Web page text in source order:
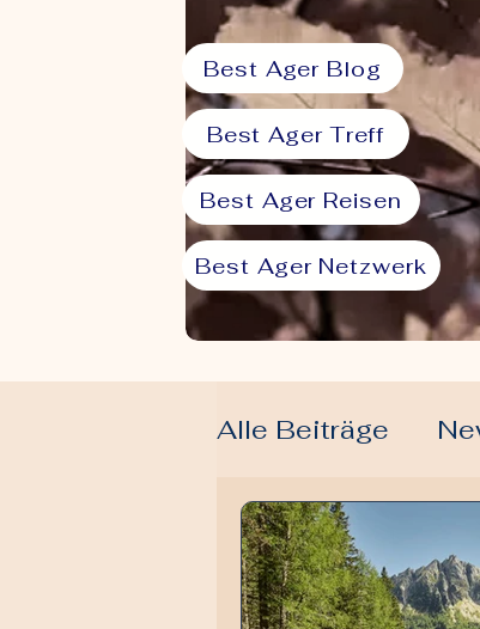
Best Ager Blog
Best Ager Treff
Best Ager Reisen
Best Ager Netzwerk
Alle Beiträge
Lifestyle & Alltag
Liebe &